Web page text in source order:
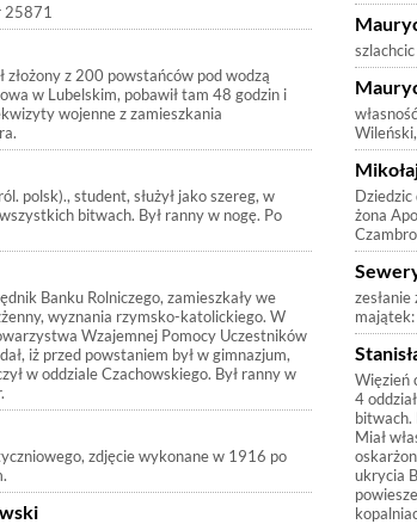
25871
złożony z 200 powstańców pod wodzą
w Lubelskim, pobawił tam 48 godzin i
wojenne z zamieszkania
polsk)., student, służył jako szereg, w
bitwach. Był ranny w nogę. Po
Banku Rolniczego, zamieszkały we
wyznania rzymsko-katolickiego. W
Wzajemnej Pomocy Uczestników
iż przed powstaniem był w gimnazjum,
w oddziale Czachowskiego. Był ranny w
zdjęcie wykonane w 1916 po
Dziedzic
żona
Więzień
4
bitwach.
Miał
ukrycia